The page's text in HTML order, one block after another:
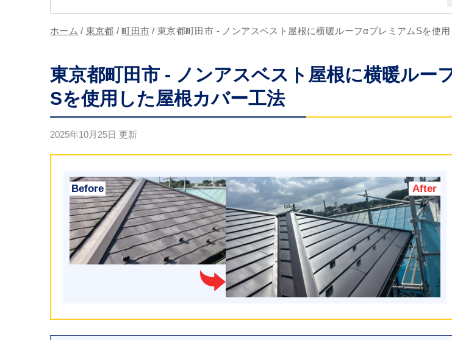
ホーム / 東京都 / 町田市 / 東京都町田市 - ノンアスベスト屋根に横暖ルーフαプレミアムSを使
東京都町田市 - ノンアスベスト屋根に横暖ルー
Sを使用した屋根カバー工法
2025年10月25日 更新